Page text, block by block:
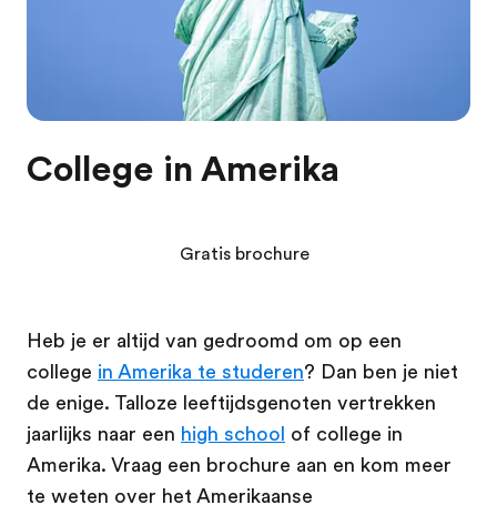
College in Amerika
Heb je er altijd van gedroomd om op een
college in Amerika te studeren? Dan ben je niet
de enige. Talloze leeftijdsgenoten vertrekken
jaarlijks naar een high school of college in
Amerika. Vraag een brochure aan en kom meer
te weten over het Amerikaanse
Gratis brochure